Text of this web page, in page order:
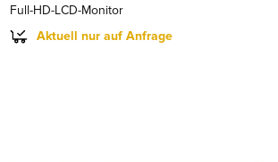
Full-HD-LCD-Monitor
Aktuell nur auf Anfrage